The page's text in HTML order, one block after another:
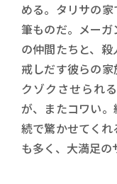
める。タリサの
筆ものだ。メー
の仲間たちと、
戒しだす彼らの
クゾクさせられ
が、またコワい
続で驚かせてく
も多く、大満足の